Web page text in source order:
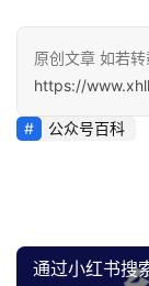
营
业
登录
原创文章 如若转
https://
公众号百科
通过小红书搜